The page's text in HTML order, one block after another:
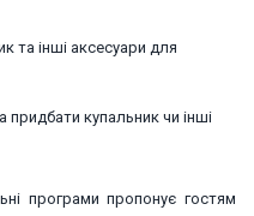
та інші аксесуари для
купальник чи інші
програми пропонує гостям